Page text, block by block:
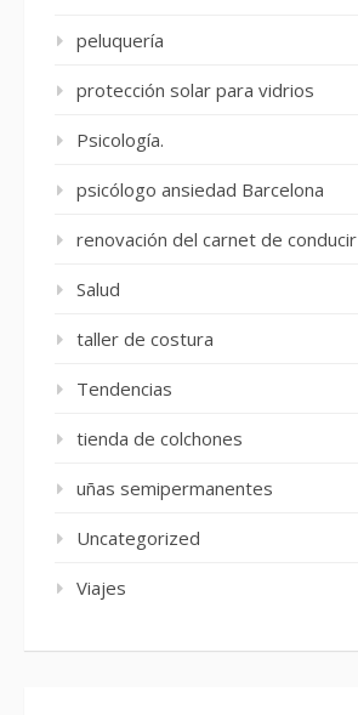
peluquería
protección solar para vidrios
Psicología.
psicólogo ansiedad Barcelona
renovación del carnet de conducir
Salud
taller de costura
Tendencias
tienda de colchones
uñas semipermanentes
Uncategorized
Viajes